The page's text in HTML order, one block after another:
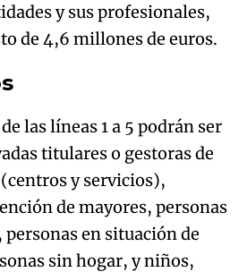
y sus profesionales,
de 4,6 millones de euros.
las líneas 1 a 5 podrán ser
titulares o gestoras de
y servicios),
de mayores, personas
personas en situación de
sin hogar, y niños,